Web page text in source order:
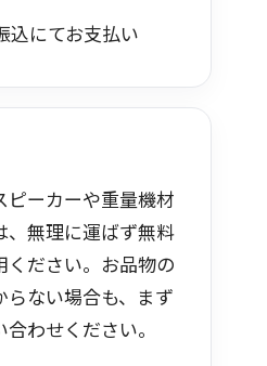
込にてお支払い
ピーカーや重量機材
、無理に運ばず無料
ください。お品物の
らない場合も、まず
わせください。